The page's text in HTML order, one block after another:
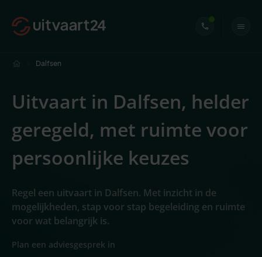
Dalfsen
Uitvaart in Dalfsen, helder
geregeld, met ruimte voor
persoonlijke keuzes
Regel een uitvaart in Dalfsen. Met inzicht in de
mogelijkheden, stap voor stap begeleiding en ruimte
voor wat belangrijk is.
Plan een adviesgesprek in